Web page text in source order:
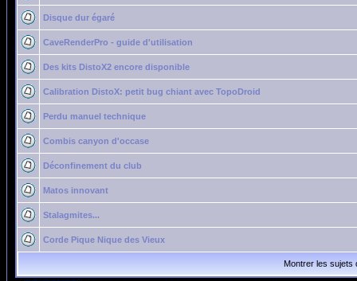
Disque dur égaré
CaveRenderPro - guide d'utilisation
Des kits DistoX2 encore disponible
Calibration DistoX: petit bug chiant avec TopoDroid
Perdu manuel technique
Combis canyon d'occase
Déconfinement du club
Matos innovant
Stalagmites...
Corde Pique Nique des Vieux
Montrer les sujets